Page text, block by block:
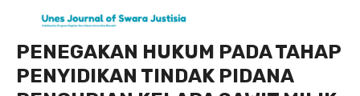
PENEGAKAN HUKUM PADA TAHAP
PENYIDIKAN TINDAK PIDANA